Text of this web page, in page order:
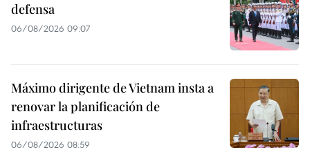
defensa
06/08/2026 09:07
Máximo dirigente de Vietnam insta a
renovar la planificación de
infraestructuras
06/08/2026 08:59